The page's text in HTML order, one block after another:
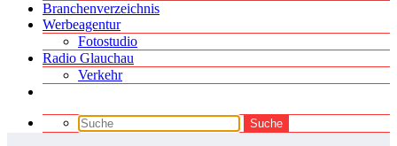
Branchenverzeichnis
Werbeagentur
Fotostudio
Radio Glauchau
Verkehr